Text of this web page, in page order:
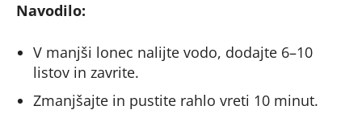
Navodilo:
V manjši lonec nalijte vodo, dodajte 6–10
listov in zavrite.
Zmanjšajte in pustite rahlo vreti 10 minut.